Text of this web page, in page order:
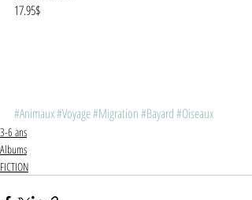
17.95$
#Animaux#Voyage#Migration#Bayard#Oiseaux
3-6 ans
Albums
FICTION